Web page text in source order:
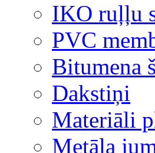
IKO ruļļu
PVC
Bitumena
Dakstiņi
Materiāli
Metāla